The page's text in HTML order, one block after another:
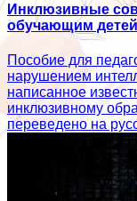
Инклюзивные
обучающим
Пособие для
нарушением
написанное
инклюзивному
переведено на